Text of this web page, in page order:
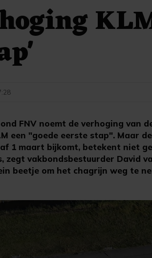
FNV noemt de verhoging van
een "goede eerste stap". Maar
1 maart bijkomt, betekent niet
zegt vakbondsbestuurder David
beetje om het chagrijn weg te